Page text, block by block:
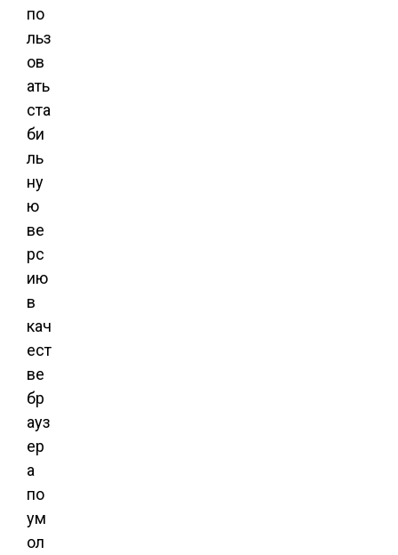
по
льз
ов
ать
ста
би
ль
ну
ю
ве
рс
ию
в
кач
ест
ве
бр
ауз
ер
а
по
ум
ол